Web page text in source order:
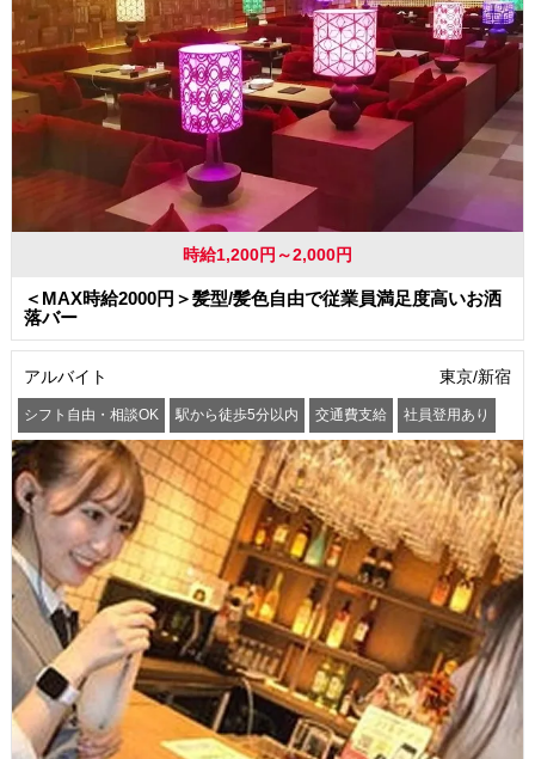
時給1,200円～2,000円
＜MAX時給2000円＞髪型/髪色自由で従業員満足度高いお洒
落バー
アルバイト 東京/新宿
シフト自由・相談OK 駅から徒歩5分以内 交通費支給 社員登用あり